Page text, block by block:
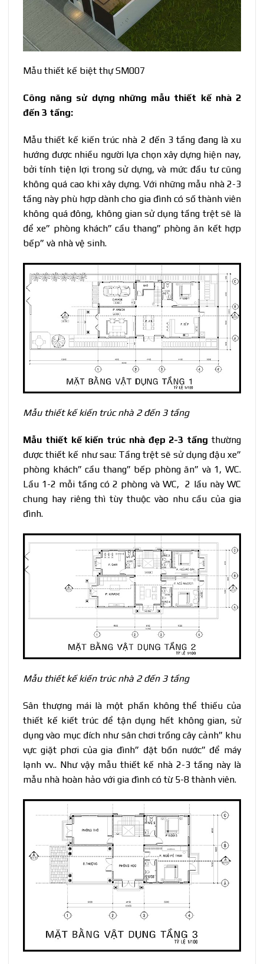
Mẫu thiết kế biệt thự SM007
Công năng sử dựng những mẫu thiết kế nhà 2
đến 3 tầng:
Mẫu thiết kế kiến trúc nhà 2 đến 3 tầng đang là xu
hướng được nhiều người lựa chọn xây dựng hiện nay,
bởi tính tiện lợi trong sử dựng, và mức đầu tư cũng
không quá cao khi xây dựng. Với những mẫu nhà 2-3
tầng này phù hợp dành cho gia đình có số thành viên
không quá đông, không gian sử dụng tầng trệt sẽ là
để xe” phòng khách” cầu thang” phòng ăn kết hợp
bếp” và nhà vệ sinh.
Mẫu thiết kế kiến trúc nhà 2 đến 3 tầng
Mẫu thiết kế kiến trúc nhà đẹp 2-3 tầng thường
được thiết kế như sau: Tầng trệt sẽ sử dụng đậu xe”
phòng khách” cầu thang” bếp phòng ăn” và 1, WC.
Lầu 1-2 mỗi tầng có 2 phòng và WC, 2 lầu này WC
chung hay riêng thì tùy thuộc vào nhu cầu của gia
đình.
Mẫu thiết kế kiến trúc nhà 2 đến 3 tầng
Sân thượng mái là một phần không thể thiếu của
thiết kế kiết trúc để tận dụng hết không gian, sử
dụng vào mục đích như sân chơi trồng cây cảnh” khu
vực giặt phơi của gia đình” đặt bồn nước” để máy
lạnh vv.. Như vậy mẫu thiết kế nhà 2-3 tầng này là
mẫu nhà hoàn hảo với gia đình có từ 5-8 thành viên.